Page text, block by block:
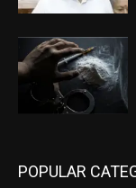
POPULAR